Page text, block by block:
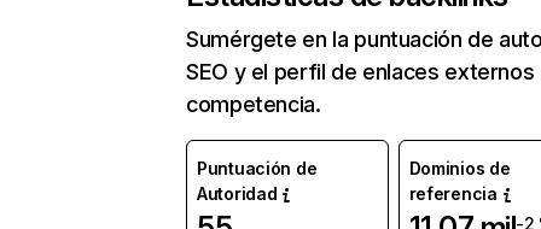
Sumérgete en la puntuación de
SEO y el perfil de enlaces externos
competencia.
Puntuación de
Autoridad
Dominios de
referencia
-2